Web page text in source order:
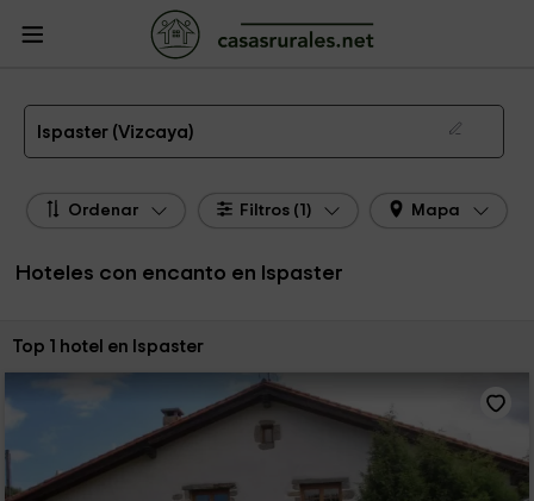
Casas Rurales
País Vasco
Hoteles con encanto Vizcaya
Hoteles con encanto Ispaster
Hotel con Encanto en Ispaster
Ispaster (Vizcaya)
Ordenar Filtros (1) Mapa
Hoteles con encanto en Ispaster
Ordenar por:
Top 1 hotel en Ispaster